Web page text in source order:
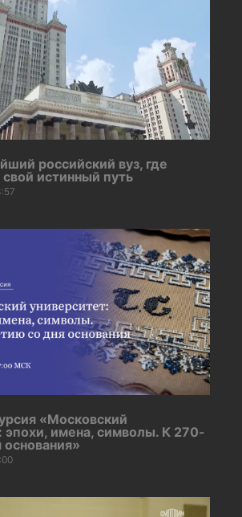
российский вуз, где
истинный путь
«Московский
эпохи, имена, символы. К 270-